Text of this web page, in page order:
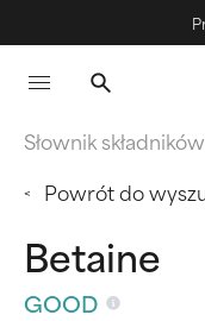
Słownik składników
Powrót do
Betaine
GOOD